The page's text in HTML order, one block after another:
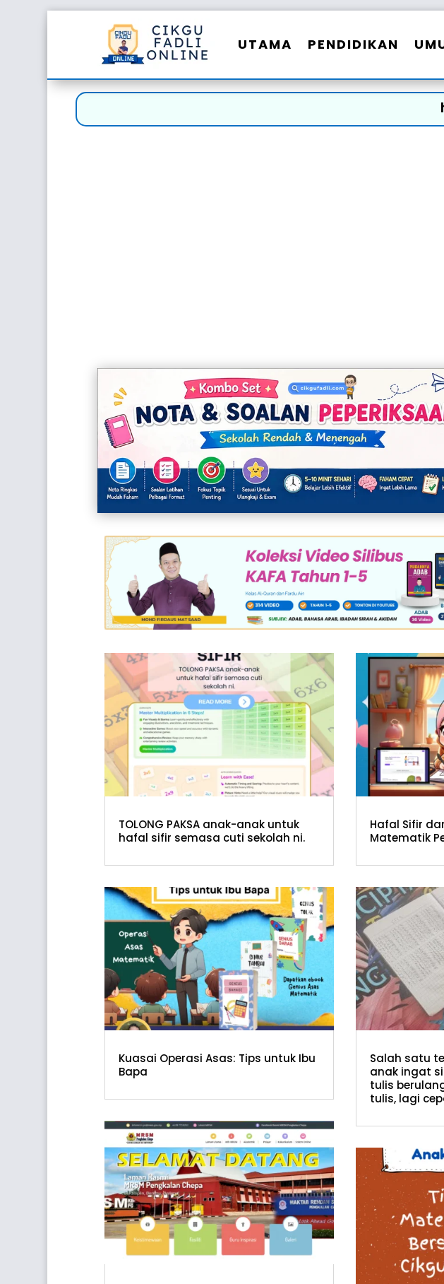
UTAMA PENDIDIKAN
TOLONG PAKSA anak-anak untuk
hafal sifir semasa cuti sekolah ni.
Kuasai Operasi Asas: Tips untuk Ibu
Bapa
Hafal Sifir
Matematik
Salah satu
anak ingat
tulis
tulis, lagi